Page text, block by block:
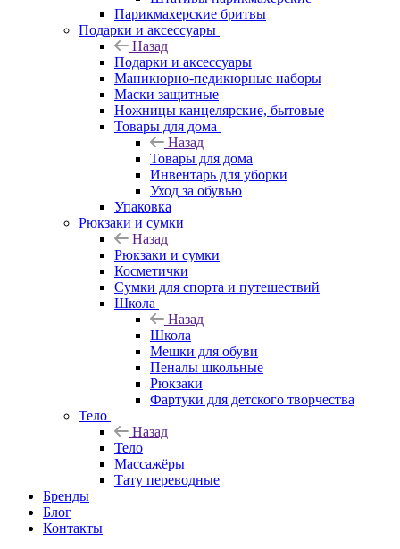
Парикмахерские бритвы
Подарки и аксессуары
Назад
Подарки и аксессуары
Маникюрно-педикюрные наборы
Маски защитные
Ножницы канцелярские, бытовые
Товары для дома
Назад
Товары для дома
Инвентарь для уборки
Уход за обувью
Упаковка
Рюкзаки и сумки
Назад
Рюкзаки и сумки
Косметички
Сумки для спорта и путешествий
Школа
Назад
Школа
Мешки для обуви
Пеналы школьные
Рюкзаки
Фартуки для детского творчества
Тело
Назад
Тело
Массажёры
Тату переводные
Бренды
Блог
Контакты